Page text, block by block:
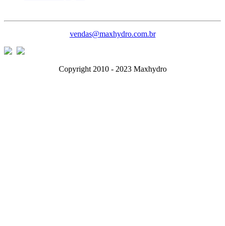
vendas@maxhydro.com.br
Copyright 2010 - 2023 Maxhydro